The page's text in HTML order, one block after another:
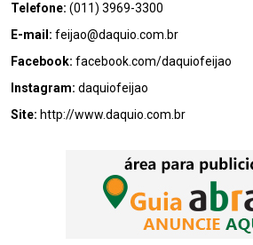
Telefone: (011) 3969-3300
E-mail: feijao@daquio.com.br
Facebook: facebook.com/daquiofeijao
Instagram: daquiofeijao
Site: http://www.daquio.com.br